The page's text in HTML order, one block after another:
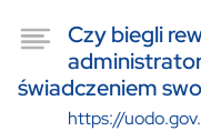
Czy biegli
świadczeniem
https://